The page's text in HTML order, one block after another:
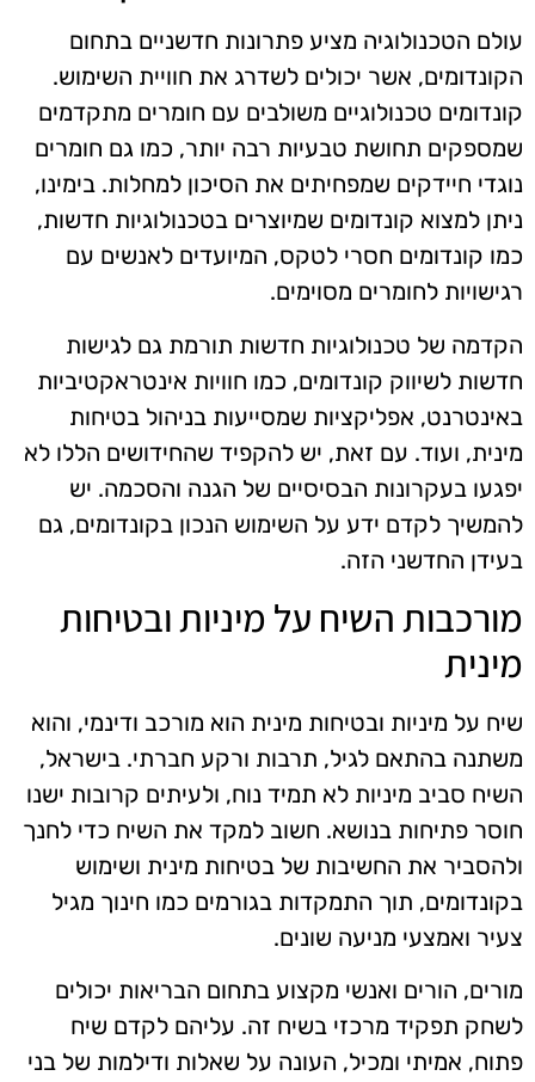
עולם הטכנולוגיה מציע פתרונות חדשניים בתחום
הקונדומים, אשר יכולים לשדרג את חוויית השימוש.
קונדומים טכנולוגיים משולבים עם חומרים מתקדמים
שמספקים תחושת טבעיות רבה יותר, כמו גם חומרים
נוגדי חיידקים שמפחיתים את הסיכון למחלות. בימינו,
ניתן למצוא קונדומים שמיוצרים בטכנולוגיות חדשות,
כמו קונדומים חסרי לטקס, המיועדים לאנשים עם
רגישויות לחומרים מסוימים.
הקדמה של טכנולוגיות חדשות תורמת גם לגישות
חדשות לשיווק קונדומים, כמו חוויות אינטראקטיביות
באינטרנט, אפליקציות שמסייעות בניהול בטיחות
מינית, ועוד. עם זאת, יש להקפיד שהחידושים הללו לא
יפגעו בעקרונות הבסיסיים של הגנה והסכמה. יש
להמשיך לקדם ידע על השימוש הנכון בקונדומים, גם
בעידן החדשני הזה.
מורכבות השיח על מיניות ובטיחות
מינית
שיח על מיניות ובטיחות מינית הוא מורכב ודינמי, והוא
משתנה בהתאם לגיל, תרבות ורקע חברתי. בישראל,
השיח סביב מיניות לא תמיד נוח, ולעיתים קרובות ישנו
חוסר פתיחות בנושא. חשוב למקד את השיח כדי לחנך
ולהסביר את החשיבות של בטיחות מינית ושימוש
בקונדומים, תוך התמקדות בגורמים כמו חינוך מגיל
צעיר ואמצעי מניעה שונים.
מורים, הורים ואנשי מקצוע בתחום הבריאות יכולים
לשחק תפקיד מרכזי בשיח זה. עליהם לקדם שיח
פתוח, אמיתי ומכיל, העונה על שאלות ודילמות של בני